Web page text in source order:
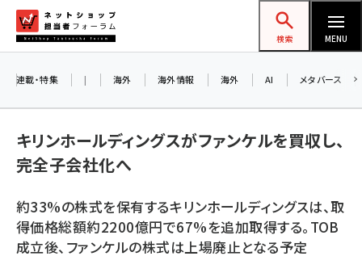
ン
ネットショップ担当者フォーラム
検索 MENU
yahoo (1906)
楽天 (1874)
連載・特集 | 海外 海外情報 海外 AI メタバース
キリンホールディングスがファンケルを買収し、
完全子会社化へ
約33%の株式を保有するキリンホールディングスは、取
得価格総額約2200億円で67%を追加取得する。TOB
成立後、ファンケルの株式は上場廃止となる予定
お